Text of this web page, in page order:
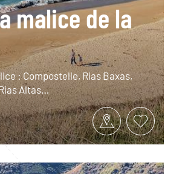
malice de la
: Compostelle, Rias Baxas,
Altas…